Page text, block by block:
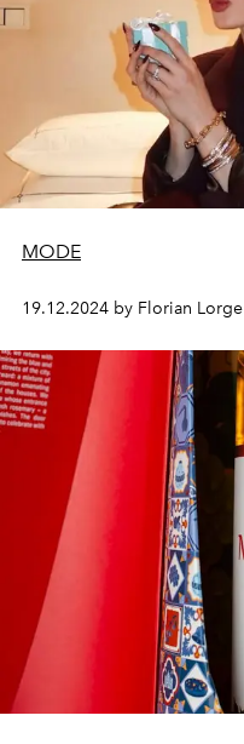
MODE
19.12.2024 by Florian Lorge